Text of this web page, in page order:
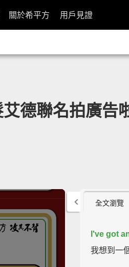
關於希平方 用戶見證
艾德聯名拍廣
全文瀏覽
I've got
我想到一